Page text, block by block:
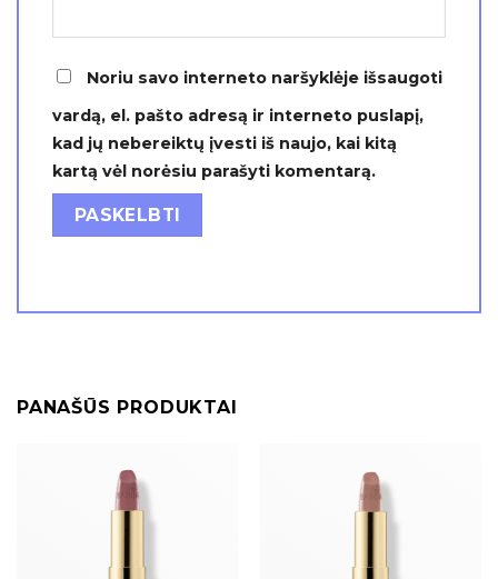
Noriu savo interneto naršyklėje išsaugoti
vardą, el. pašto adresą ir interneto puslapį,
kad jų nebereiktų įvesti iš naujo, kai kitą
kartą vėl norėsiu parašyti komentarą.
PANAŠŪS PRODUKTAI